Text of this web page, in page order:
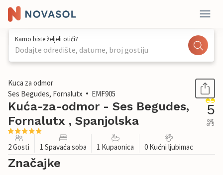
Kamo biste željeli otići?
Dodajte odredište, datume, broj gostiju
1 / 37
Kuca za odmor
Ses Begudes, Fornalutx
EMF905
Kuća-za-odmor - Ses Begudes,
Fornalutx , Spanjolska
5
out
of 5
2 Gosti 1 Spavaća soba 1 Kupaonica 0 Kućni ljubimac
Značajke